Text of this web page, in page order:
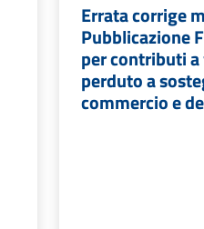
Errata corrige
Pubblicazione
per contributi
perduto a
commercio e